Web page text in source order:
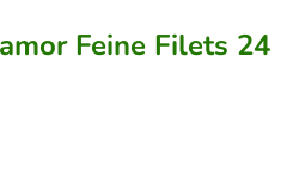
Feine Filets 24